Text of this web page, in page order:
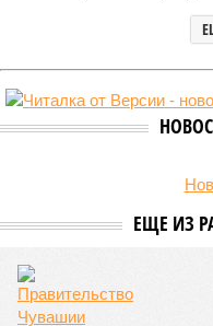
В Чувашской Республике
направленные на
развитие национальной
дисциплины в качестве
ведомственных знаков
атрибутов на уровне
обнародованным
нагрудные знаки